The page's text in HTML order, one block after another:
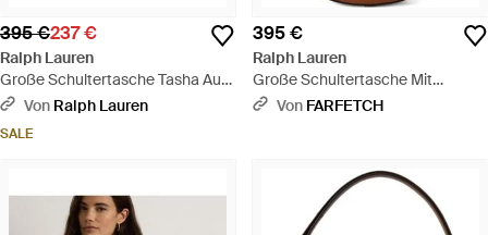
395 €237 €
Ralph Lauren
Große Schultertasche Tasha Aus
Leder - Braun
Von Ralph Lauren
SALE
395 €
Ralph Lauren
Große Schultertasche Mit
Schnalle Und Tasha-Detail -
Von FARFETCH